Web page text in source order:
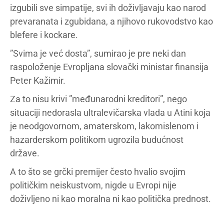
izgubili sve simpatije, svi ih doživljavaju kao narod
prevaranata i zgubidana, a njihovo rukovodstvo kao
blefere i kockare.
”Svima je već dosta”, sumirao je pre neki dan
raspoloženje Evropljana slovački ministar finansija
Peter Kažimir.
Za to nisu krivi ”međunarodni kreditori”, nego
situaciji nedorasla ultralevičarska vlada u Atini koja
je neodgovornom, amaterskom, lakomislenom i
hazarderskom politikom ugrozila budućnost
države.
A to što se grčki premijer često hvalio svojim
političkim neiskustvom, nigde u Evropi nije
doživljeno ni kao moralna ni kao politička prednost.